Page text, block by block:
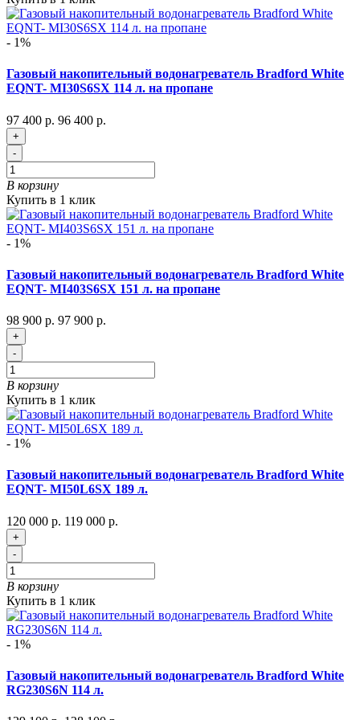
- 1%
Газовый накопительный водонагреватель Bradford White
EQNT- MI30S6SX 114 л. на пропане
97 400 р. 96 400 р.
+
-
В корзину
Купить в 1 клик
- 1%
Газовый накопительный водонагреватель Bradford White
EQNT- MI403S6SX 151 л. на пропане
98 900 р. 97 900 р.
+
-
В корзину
Купить в 1 клик
- 1%
Газовый накопительный водонагреватель Bradford White
EQNT- MI50L6SX 189 л.
120 000 р. 119 000 р.
+
-
В корзину
Купить в 1 клик
- 1%
Газовый накопительный водонагреватель Bradford White
RG230S6N 114 л.